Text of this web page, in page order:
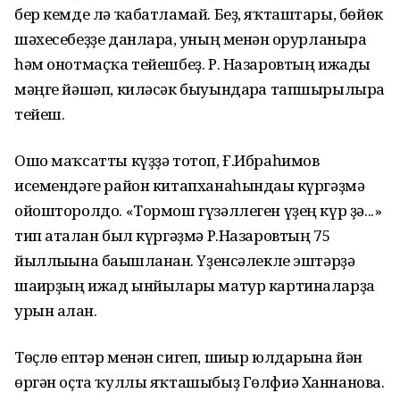
бер кемде лә ҡабатламай. Беҙ, яҡташтары, бөйөк
шәхесебеҙҙе данларға, уның менән ғорурланырға
һәм онотмаҫҡа тейешбеҙ. Р. Назаровтың ижады
мәңге йәшәп, киләсәк быуындарға тапшырылырға
тейеш.
Ошо маҡсатты күҙҙә тотоп, Ғ.Ибраһимов
исемендәге район китапханаһындағы күргәҙмә
ойошторолдо. «Тормош гүзәллеген үҙең күр ҙә...»
тип аталған был күргәҙмә Р.Назаровтың 75
йыллығына бағышланған. Үҙенсәлекле эштәрҙә
шағирҙың ижад ынйылары матур картиналарҙа
урын алған.
Төҫлө ептәр менән сигеп, шиғыр юлдарына йән
өргән оҫта ҡуллы яҡташыбыҙ Гөлфиә Ханнанова.